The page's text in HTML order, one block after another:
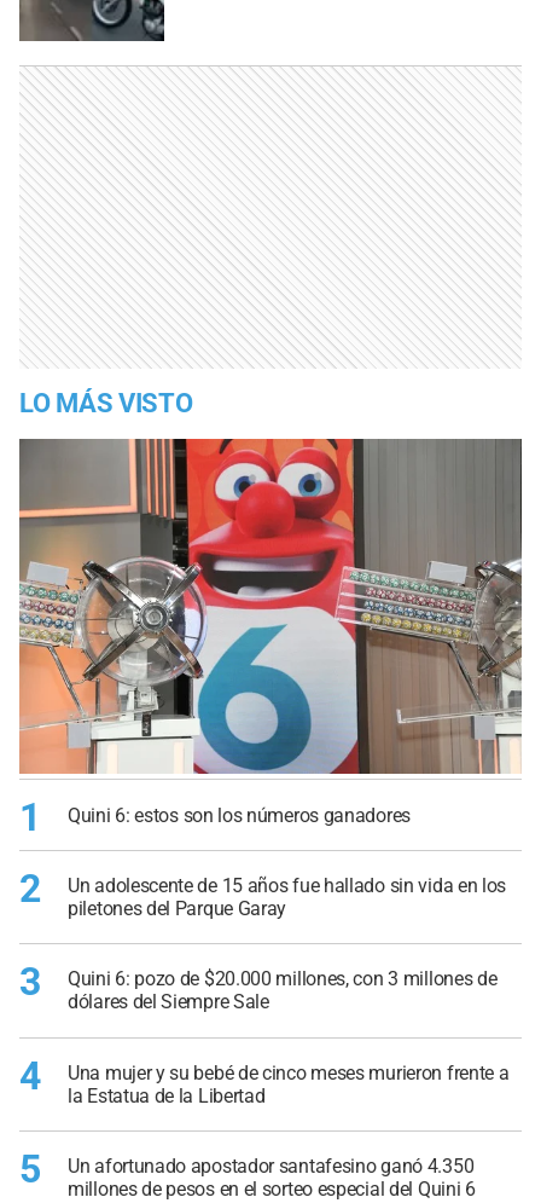
LO MÁS VISTO
1 Quini 6: estos son los números ganadores
2
Un adolescente de 15 años fue hallado sin vida en los
piletones del Parque Garay
3
Quini 6: pozo de $20.000 millones, con 3 millones de
dólares del Siempre Sale
4
Una mujer y su bebé de cinco meses murieron frente a
la Estatua de la Libertad
5
Un afortunado apostador santafesino ganó 4.350
millones de pesos en el sorteo especial del Quini 6